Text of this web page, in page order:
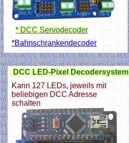
* DCC Servodecoder
*Bahnschrankendecoder
DCC LED-Pixel Decodersystem
Kann 127 LEDs, jeweils mit
beliebigen DCC Adresse
schalten